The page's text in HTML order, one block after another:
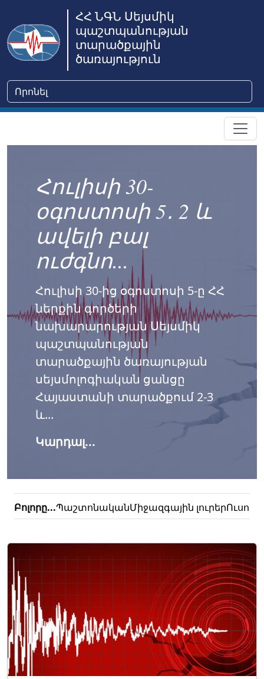
ՀՀ ՆԳՆ Սեյսմիկ
պաշտպանության
տարածքային
ծառայություն
Հուլիսի 30-
օգոստոսի 5․ 2 և
ավելի բալ
ուժգնո...
Հուլիսի 30-ից օգոստոսի 5-ը ՀՀ
ներքին գործերի
նախարարության Սեյսմիկ
պաշտպանության
տարածքային ծառայության
սեյսմոլոգիական ցանցը
Հայաստանի տարածքում 2-3
և...
Կարդալ...
Բոլորը...ՊաշտոնականՄիջազգային լուրեր